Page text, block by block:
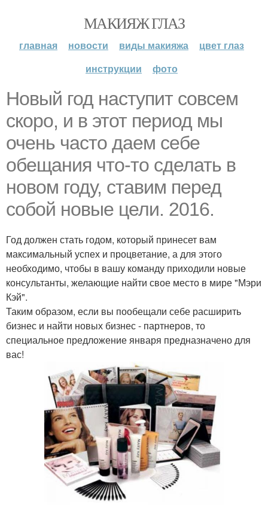
МАКИЯЖ ГЛАЗ
главная новости виды макияжа
цвет глаз
инструкции
фото
Новый год наступит совсем
скоро, и в этот период мы
очень часто даем себе
обещания что-то сделать в
новом году, ставим перед
собой новые цели. 2016.
Год должен стать годом, который принесет вам
максимальный успех и процветание, а для этого
необходимо, чтобы в вашу команду приходили новые
консультанты, желающие найти свое место в мире "Мэри
Кэй".
Таким образом, если вы пообещали себе расширить
бизнес и найти новых бизнес - партнеров, то
специальное предложение января предназначено для
вас!